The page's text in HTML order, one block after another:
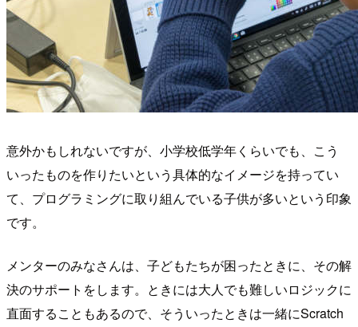
意外かもしれないですが、小学校低学年くらいでも、こう
いったものを作りたいという具体的なイメージを持ってい
て、プログラミングに取り組んでいる子供が多いという印象
です。
メンターのみなさんは、子どもたちが困ったときに、その解
決のサポートをします。ときには大人でも難しいロジックに
直面することもあるので、そういったときは一緒にScratch